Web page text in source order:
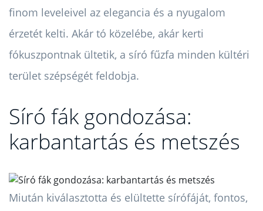
finom leveleivel az elegancia és a nyugalom
érzetét kelti. Akár tó közelébe, akár kerti
fókuszpontnak ültetik, a síró fűzfa minden kültéri
terület szépségét feldobja.
Síró fák gondozása:
karbantartás és metszés
Miután kiválasztotta és elültette sírófáját, fontos,